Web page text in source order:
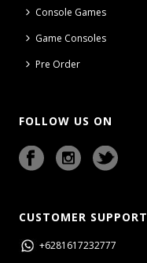
Console Games
Game Consoles
Pre Order
FOLLOW US ON
CUSTOMER SUPPORT
+6281617232777